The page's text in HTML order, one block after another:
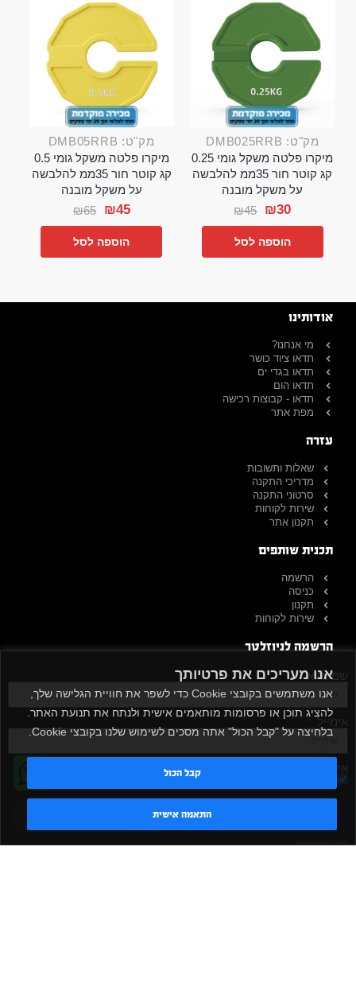
אנו מעריכים את פרטיותך
אנו משתמשים בקובצי Cookie כדי לשפר את חוויית הגלישה שלך,
להציג תוכן או פרסומות מותאמים אישית ולנתח את תנועת האתר.
בלחיצה על "קבל הכול" אתה מסכים לשימוש שלנו בקובצי Cookie.
התאמה אישית
קבל הכול
מק"ט: DMB025RRB
מיקרו פלטה משקל גומי 0.25
קג קוטר חור 35ממ להלבשה
על משקל מובנה
₪45 ₪30
הוספה לסל
מק"ט: DMB05RRB
מיקרו פלטה משקל גומי 0.5
קג קוטר חור 35ממ להלבשה
על משקל מובנה
₪65 ₪45
הוספה לסל
אודותינו
מי אנחנו?
תדאו ציוד כושר
תדאו בגדי ים
תדאו הום
תדאו - קבוצות רכישה
מפת אתר
עזרה
שאלות ותשובות
מדריכי התקנה
סרטוני התקנה
שירות לקוחות
תקנון אתר
תכנית שותפים
הרשמה
כניסה
תקנון
שירות לקוחות
הרשמה לניוזלטר
שם מלא
אימייל
אישור קבלת דיוור